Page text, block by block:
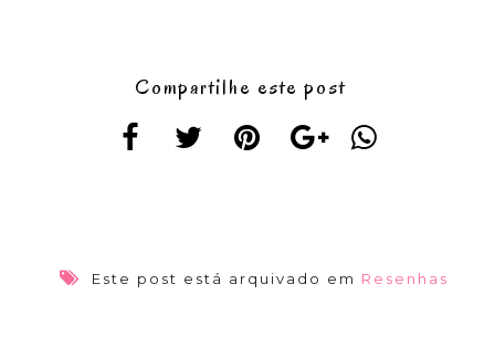
Compartilhe este post
Este post está arquivado em Resenhas